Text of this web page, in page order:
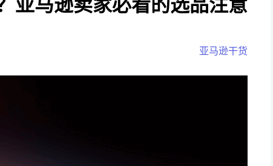
亚马逊卖家必看的选品注意
亚马逊干货